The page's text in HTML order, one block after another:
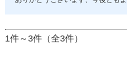
1件～3件（全3件）